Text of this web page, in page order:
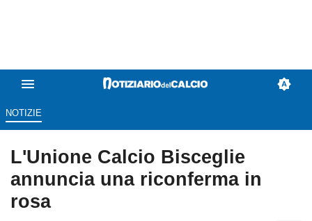
NOTIZIE
L'Unione Calcio Bisceglie
annuncia una riconferma in
rosa